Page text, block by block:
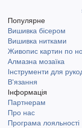
Популярне
Вишивка бісером
Вишивка нитками
Живопис картин по
Алмазна мозаїка
Інструменти для
В'язання
Інформація
Партнерам
Про нас
Програма лояльності